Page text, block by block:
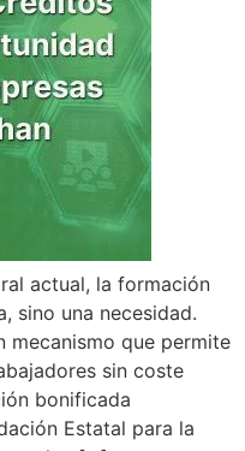
actual, la formación
sino una necesidad.
mecanismo que permite
sin coste
bonificada
Estatal para la